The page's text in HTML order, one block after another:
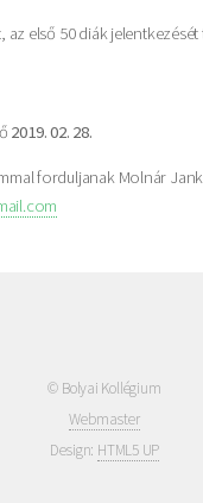
első 50 diák
2019. 02. 28.
forduljanak Molnár
© Bolyai Kollégium
Webmaster
Design: HTML5 UP